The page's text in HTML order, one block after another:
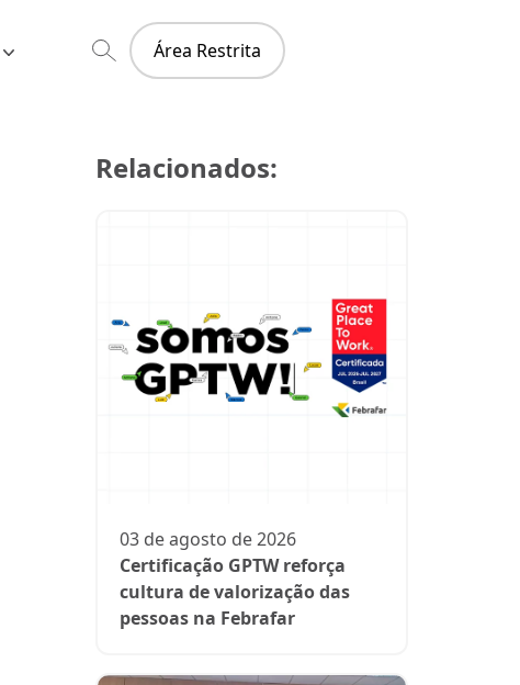
Área Restrita
Relacionados:
03 de agosto de 2026
Certificação GPTW reforça
cultura de valorização das
pessoas na Febrafar